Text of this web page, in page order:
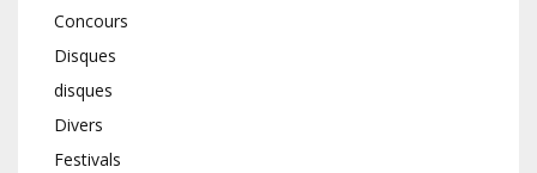
Concours
Disques
disques
Divers
Festivals